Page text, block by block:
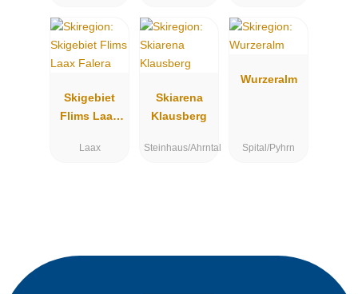
Skigebiet
Flims Laax
Laax
Skiarena
Klausberg
Steinhaus/Ahrntal
Wurzeralm
Spital/Pyhrn